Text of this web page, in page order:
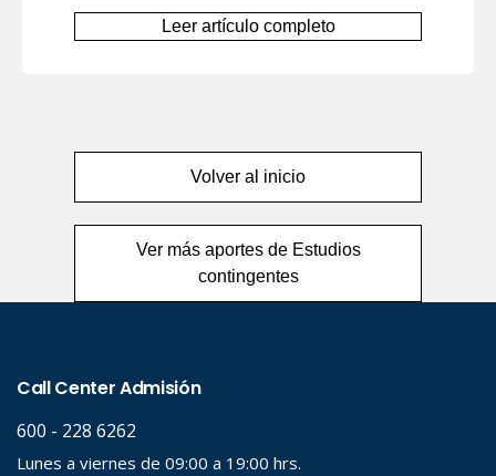
Leer artículo completo
Volver al inicio
Ver más aportes de Estudios
contingentes